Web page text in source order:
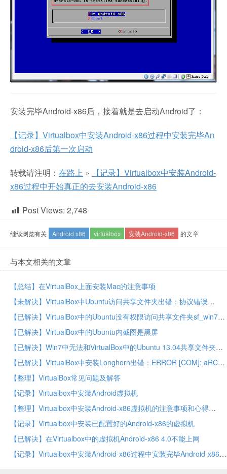
安装完毕Android-x86后，接着就是去启动Android了：
【记录】Virtualbox中安装Android-x86过程中安装完毕An
droid-x86后第一次启动
转载请注明： 在路上 »
【记录】Virtualbox中安装Android-
x86过程中开始真正的去安装Android-x86
Post Views: 2,748
继续浏览有关 Android x86 virtualbox 安装Android-x86 的文章
与本文相关的文章
【总结】在VirtualBox上面安装Mac的注意事项
【未解决】VirtualBox中Ubuntu访问共享文件夹出错：协议错误
【已解决】VirtualBox中的Ubuntu没有权限访问共享文件夹sf_win7_to_ubuntu
【已解决】VirtualBox中的Ubuntu内截图是黑屏
【已解决】Win7中无法和VirtualBox中的Ubuntu 13.04共享文件夹
【已解决】VirtualBox中安装Longhorn出错：ERROR [COM]: aRC=VBOX_E_IPRT_ERROR (0x80bb0005) aIID={09eed313-cd56-4d06-bd56-fac0f716b5dd} aComponent={Display} aText={Could not take a screenshot (VERR_NOT_SUPPORTED)}, preserve=false
【整理】VirtualBox常见问题及解答
【记录】Virtualbox中安装Android虚拟机
【整理】Virtualbox中安装Android-x86虚拟机的注意事项和心得
【记录】Virtualbox中安装已配置好的Android-x86的虚拟机
【已解决】在Virtualbox中的虚拟机Android-x86 4.0不能上网
【记录】Virtualbox中安装Android-x86过程中安装完毕Android-x86后第一次启动